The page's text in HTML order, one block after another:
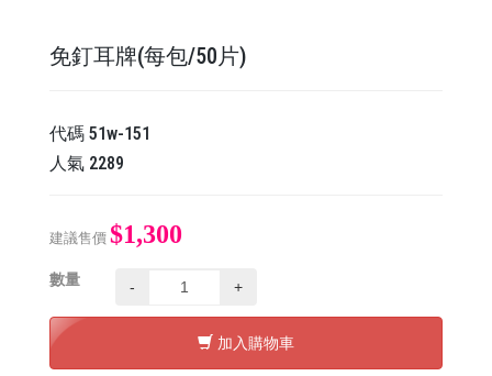
免釘耳牌(每包/50片)
代碼 51w-151
人氣 2289
建議售價 $1,300
數量 - +
加入購物車